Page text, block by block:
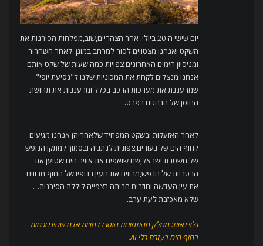
יום שישי ה-20 ביולי. אחר הצהריים,שוב,מפלחות הסירנות את
השקט ואנחנו מצטווים לסור למרחב במוגן. לאחר השחרור
ומניסיון הימים האחרונים צפויות כמה שעות של שקט אותם
אנחנו מנצלים לקחת את המכוניות שלנו ל"נסיעת יופי"
שמרעננת את מערכות הרכב בכלל ומרעננות את תחושת
החוסן של הנהגים בפרט.
לאחר האזעקות ובשקט המפחיד שלאחריהן אנחנו מגיעים
לחוף הים של נעורים,צפונית לנתניה ובסמוך למתקן הנופש
של משטרת ישראל,שם שואפים את אוויר הים שטוען את
הבטריות של הנפש,מרווים את העין בנופיו של החוף,מרווים
את עין העדשה וחוזרים הביתה בצפייה ליללת הסירנות…
שלא מאכזבת לעת ערב.
גלוי נאות: מחלק מהתמונות הוסרו דמויות אדם שהיו נוכחות
בחוף הים בעזרת כלי AI.